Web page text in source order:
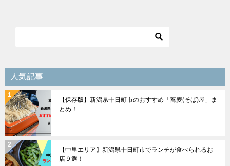
シ
ョ
ン
人気記事
【保存版】新潟県十日町市のおすすめ「蕎麦(そば)屋」ま
とめ！
【中里エリア】新潟県十日町市でランチが食べられるお
店９選！